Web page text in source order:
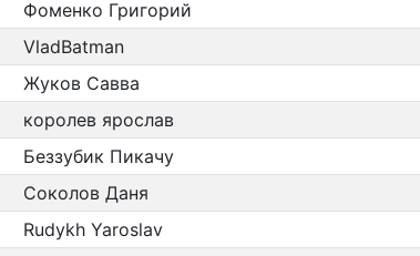
Фоменко Григорий
VladBatman
Жуков Савва
королев ярослав
Беззубик Пикачу
Соколов Даня
Rudykh Yaroslav